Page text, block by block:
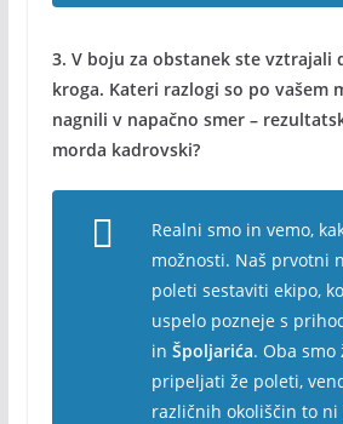
3. V boju za obstanek ste vztrajali
kroga. Kateri razlogi so po vašem
nagnili v napačno smer –
morda kadrovski?
Realni smo in vemo,
možnosti. Naš prvotni
poleti sestaviti ekipo,
uspelo pozneje s
in Špoljarića. Oba smo
pripeljati že poleti,
različnih okoliščin to ni